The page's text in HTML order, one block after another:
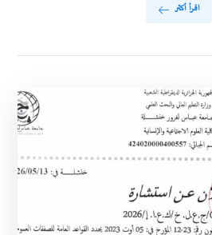
اقرأ أكثر